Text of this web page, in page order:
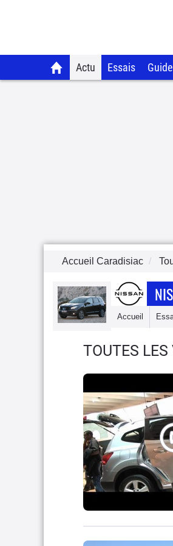
Actu Essais
Accueil Caradisiac
Accueil
TOUTES